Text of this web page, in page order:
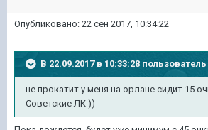
Опубликовано: 22 сен 2017, 10:34:22
В 22.09.2017 в 10:33:28 пользователь
не прокатит у меня на орлане сидит 15
Советские ЛК ))